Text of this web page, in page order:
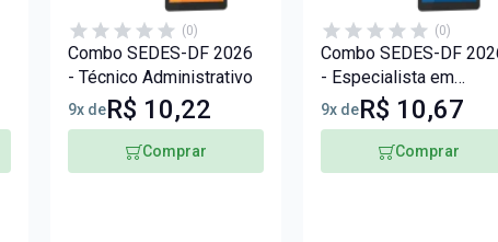
(0)
Combo SEDES-DF 2026
- Técnico Administrativo
9x deR$ 10,22
Comprar
(0)
Combo SEDES-DF
- Especialista em
Desenvolvimento e
Assistência Social
(EDAS) - Serviço Social
9x deR$ 10,67
Comprar